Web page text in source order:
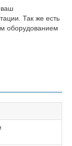
ваш
Так же есть
оборудованием